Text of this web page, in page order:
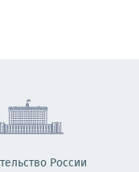
России